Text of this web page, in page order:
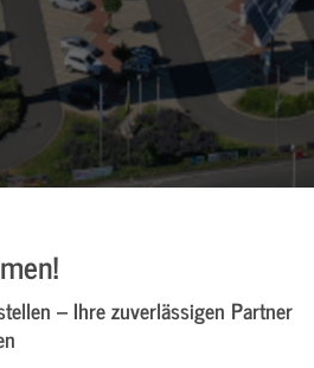
– Ihre zuverlässigen Partner